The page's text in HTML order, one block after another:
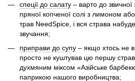
спеції до салату – варто до звичної
пряної копченої солі з лимоном
трав NeedSpice, і вся страва
звучання;
приправи до супу – якщо хтось не в
просто не куштував цю першу
духмяним міксом «Азійське
паприкою нашого виробництва;